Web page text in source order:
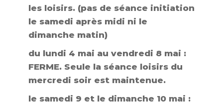
les loisirs. (pas de séance initiation
le samedi après midi ni le
dimanche matin)
du lundi 4 mai au vendredi 8 mai :
FERME. Seule la séance loisirs du
mercredi soir est maintenue.
le samedi 9 et le dimanche 10 mai :